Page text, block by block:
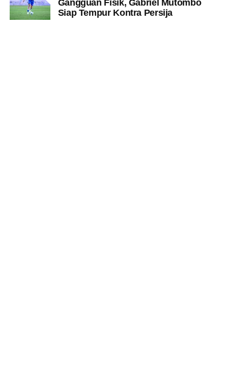
Gangguan Fisik, Gabriel Mutombo
Siap Tempur Kontra Persija